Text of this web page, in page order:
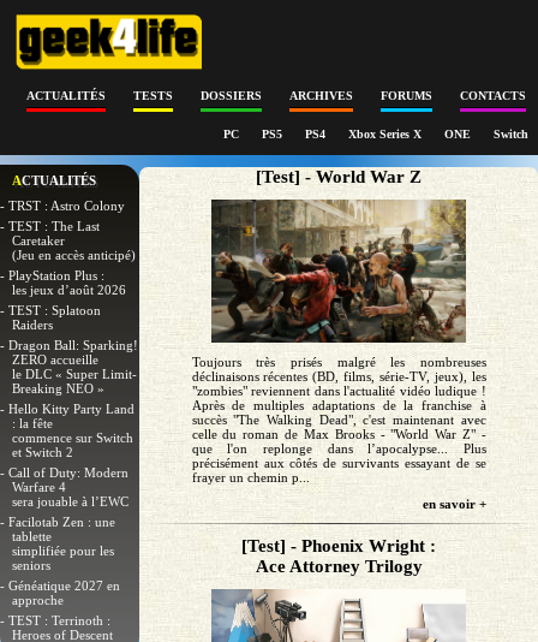
ACTUALITÉS TESTS DOSSIERS ARCHIVES FORUMS CONTACTS
PC PS5 PS4 Xbox Series X ONE Switch
ACTUALITÉS
- TRST : Astro Colony
- TEST : The Last
Caretaker
(Jeu en accès anticipé)
- PlayStation Plus :
les jeux d’août 2026
- TEST : Splatoon
Raiders
- Dragon Ball: Sparking!
ZERO accueille
le DLC « Super Limit-
Breaking NEO »
- Hello Kitty Party Land
: la fête
commence sur Switch
et Switch 2
- Call of Duty: Modern
Warfare 4
sera jouable à l’EWC
- Facilotab Zen : une
tablette
simplifiée pour les
seniors
- Généatique 2027 en
approche
- TEST : Terrinoth :
Heroes of Descent
[Test] - World War Z
Toujours très prisés malgré les nombreuses
déclinaisons récentes (BD, films, série-TV, jeux), les
"zombies" reviennent dans l'actualité vidéo ludique !
Après de multiples adaptations de la franchise à
succès "The Walking Dead", c'est maintenant avec
celle du roman de Max Brooks - "World War Z" -
que l'on replonge dans l’apocalypse... Plus
précisément aux côtés de survivants essayant de se
frayer un chemin p...
en savoir +
[Test] - Phoenix Wright :
Ace Attorney Trilogy